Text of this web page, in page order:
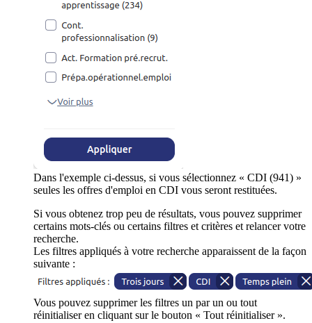
Dans l'exemple ci-dessus, si vous sélectionnez « CDI (941) »
seules les offres d'emploi en CDI vous seront restituées.
Si vous obtenez trop peu de résultats, vous pouvez supprimer
certains mots-clés ou certains filtres et critères et relancer votre
recherche.
Les filtres appliqués à votre recherche apparaissent de la façon
suivante :
Vous pouvez supprimer les filtres un par un ou tout
réinitialiser en cliquant sur le bouton « Tout réinitialiser ».